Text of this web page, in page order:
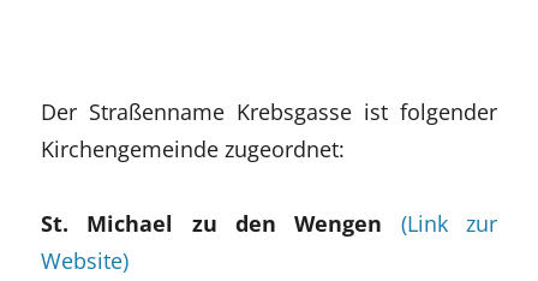
Der Straßenname Krebsgasse ist folgender
Kirchengemeinde zugeordnet:
St. Michael zu den Wengen (Link zur
Website)